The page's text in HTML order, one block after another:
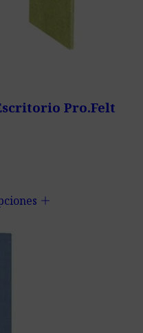
Pro.Felt
add